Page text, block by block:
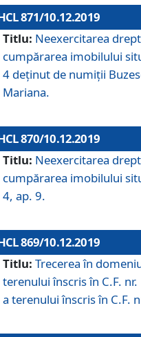
871/10.12.2019
Titlu: Neexercitarea
cumpărarea imobilului
4 deţinut de numiţii
Mariana.
870/10.12.2019
Titlu: Neexercitarea
cumpărarea imobilului
4, ap. 9.
869/10.12.2019
Titlu: Trecerea în
terenului înscris în C.F.
a terenului înscris în C.F.